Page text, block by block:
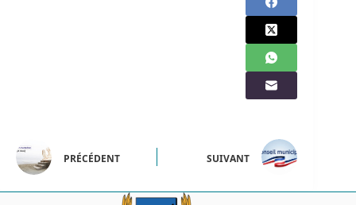
PRÉCÉDENT SUIVANT